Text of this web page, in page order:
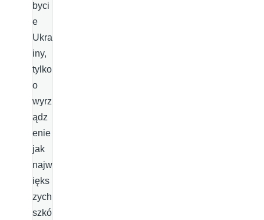
byci
e
Ukra
iny,
tylko
o
wyrz
ądz
enie
jak
najw
ięks
zych
szkó